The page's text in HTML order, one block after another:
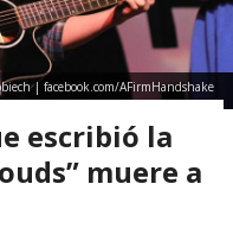
| facebook.com/AFirmHandshake
escribió la
muere a